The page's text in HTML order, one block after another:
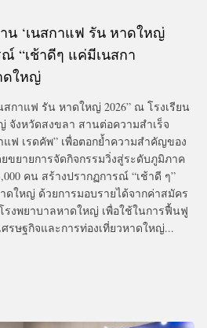
น ‘เนสกาแฟ รัน หาดใหญ่
ณ์ “เช้าดีๆ แค่มีเนสกา
ดใหญ่
สกาแฟ รัน หาดใหญ่ 2026” ณ โรงเรียน
จังหวัดสงขลา สานต่อความสำเร็จ
ฟ เรดคัพ” เพื่อตอกย้ำความสำคัญของ
ขยายการจัดกิจกรรมวิ่งสู่ระดับภูมิภาค
คน สร้างปรากฏการณ์ “เช้าดี ๆ”
ใหญ่ ด้วยการมอบรายได้จากค่าสมัคร
รงพยาบาลหาดใหญ่ เพื่อใช้ในการฟื้นฟู
รษฐกิจและการท่องเที่ยวหาดใหญ่...